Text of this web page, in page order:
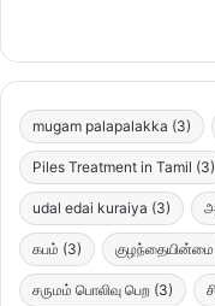
mugam palapalakka (3)
Piles Treatment in Tamil (3)
udal edai kuraiya (3)
கபம் (3) குழந்தையின்மை
சருமம் பொலிவு பெற (3)